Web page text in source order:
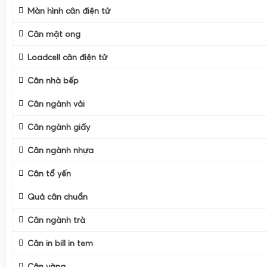
Màn hình cân điện tử
Cân mật ong
Loadcell cân điện tử
Cân nhà bếp
Cân ngành vải
Cân ngành giấy
Cân ngành nhựa
Cân tổ yến
Quả cân chuẩn
Cân ngành trà
Cân in bill in tem